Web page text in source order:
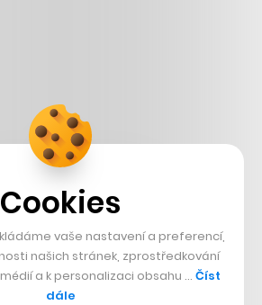
Cookies
vaše nastavení a preferencí,
našich stránek, zprostředkování
a k personalizaci obsahu … Číst
dále